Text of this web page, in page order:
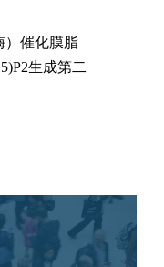
）催化膜脂
生成第二